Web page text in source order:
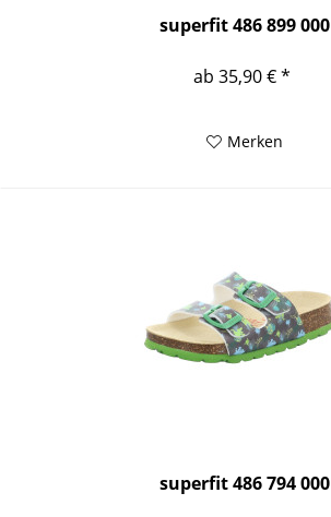
superfit 486 899 000
ab 35,90 € *
Merken
superfit 486 794 000